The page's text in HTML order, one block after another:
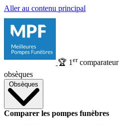
Aller au contenu principal
🏆 1 ercomparateur
obsèques
Obsèques
Comparer les pompes funèbres